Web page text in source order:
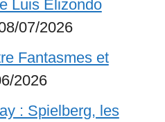
Luis Elizondo
07/2026
Fantasmes et
2026
: Spielberg, les